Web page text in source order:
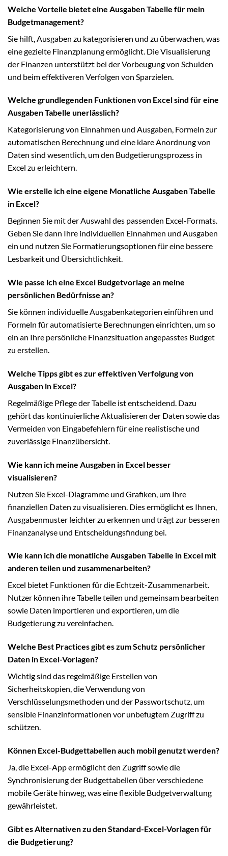
Welche Vorteile bietet eine Ausgaben Tabelle für mein
Budgetmanagement?
Sie hilft, Ausgaben zu kategorisieren und zu überwachen, was
eine gezielte Finanzplanung ermöglicht. Die Visualisierung
der Finanzen unterstützt bei der Vorbeugung von Schulden
und beim effektiveren Verfolgen von Sparzielen.
Welche grundlegenden Funktionen von Excel sind für eine
Ausgaben Tabelle unerlässlich?
Kategorisierung von Einnahmen und Ausgaben, Formeln zur
automatischen Berechnung und eine klare Anordnung von
Daten sind wesentlich, um den Budgetierungsprozess in
Excel zu erleichtern.
Wie erstelle ich eine eigene Monatliche Ausgaben Tabelle
in Excel?
Beginnen Sie mit der Auswahl des passenden Excel-Formats.
Geben Sie dann Ihre individuellen Einnahmen und Ausgaben
ein und nutzen Sie Formatierungsoptionen für eine bessere
Lesbarkeit und Übersichtlichkeit.
Wie passe ich eine Excel Budgetvorlage an meine
persönlichen Bedürfnisse an?
Sie können individuelle Ausgabenkategorien einführen und
Formeln für automatisierte Berechnungen einrichten, um so
ein an Ihre persönliche Finanzsituation angepasstes Budget
zu erstellen.
Welche Tipps gibt es zur effektiven Verfolgung von
Ausgaben in Excel?
Regelmäßige Pflege der Tabelle ist entscheidend. Dazu
gehört das kontinuierliche Aktualisieren der Daten sowie das
Vermeiden von Eingabefehlern für eine realistische und
zuverlässige Finanzübersicht.
Wie kann ich meine Ausgaben in Excel besser
visualisieren?
Nutzen Sie Excel-Diagramme und Grafiken, um Ihre
finanziellen Daten zu visualisieren. Dies ermöglicht es Ihnen,
Ausgabenmuster leichter zu erkennen und trägt zur besseren
Finanzanalyse und Entscheidungsfindung bei.
Wie kann ich die monatliche Ausgaben Tabelle in Excel mit
anderen teilen und zusammenarbeiten?
Excel bietet Funktionen für die Echtzeit-Zusammenarbeit.
Nutzer können ihre Tabelle teilen und gemeinsam bearbeiten
sowie Daten importieren und exportieren, um die
Budgetierung zu vereinfachen.
Welche Best Practices gibt es zum Schutz persönlicher
Daten in Excel-Vorlagen?
Wichtig sind das regelmäßige Erstellen von
Sicherheitskopien, die Verwendung von
Verschlüsselungsmethoden und der Passwortschutz, um
sensible Finanzinformationen vor unbefugtem Zugriff zu
schützen.
Können Excel-Budgettabellen auch mobil genutzt werden?
Ja, die Excel-App ermöglicht den Zugriff sowie die
Synchronisierung der Budgettabellen über verschiedene
mobile Geräte hinweg, was eine flexible Budgetverwaltung
gewährleistet.
Gibt es Alternativen zu den Standard-Excel-Vorlagen für
die Budgetierung?